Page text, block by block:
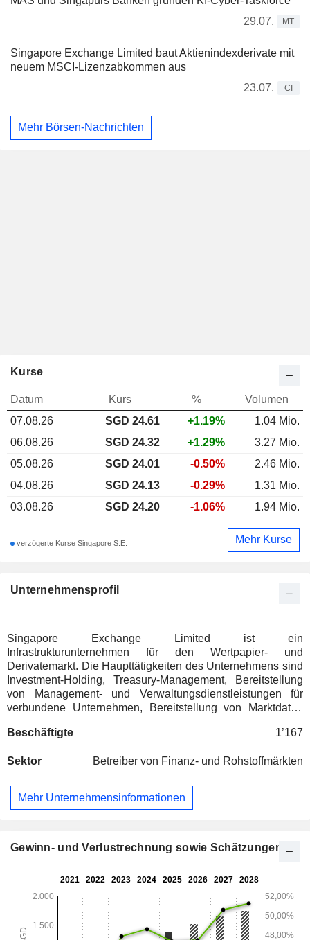
29.07.
MT
Singapore Exchange Limited baut Aktienindexderivate mit
neuem MSCI-Lizenzabkommen aus
23.07.
CI
Mehr Börsen-Nachrichten
Unternehmensprofil
Singapore Exchange Limited ist ein
Infrastrukturunternehmen für den Wertpapier- und
Derivatemarkt. Die Haupttätigkeiten des Unternehmens sind
Investment-Holding, Treasury-Management, Bereitstellung
von Management- und Verwaltungsdienstleistungen für
verbundene Unternehmen, Bereitstellung von Marktdaten
Segmenten gehören Fixed Income, Currencies and
and Others und Corporate. Das Segment Fixed Income,
Emittenten von festverzinslichen Wertpapieren, den Handel
mit Derivaten und Clearing-Dienstleistungen sowie
clearing, Wertpapierabwicklung und Depotverwaltung an.
Bereich Derivatehandel und -clearing sowie
Sonstiges erbringt verschiedene Dienstleistungen im
Zusammenhang mit dem Plattformgeschäft.
Beschäftigte 1’167
Sektor Betreiber von Finanz- und Rohstoffmärkten
Mehr Unternehmensinformationen
Kurse
Datum Kurs %
Volumen
07.08.26
SGD 24.61 +1.19%
1.04 Mio.
06.08.26
SGD 24.32 +1.29%
3.27 Mio.
05.08.26
SGD 24.01 -0.50%
2.46 Mio.
04.08.26
SGD 24.13 -0.29%
1.31 Mio.
03.08.26
SGD 24.20 -1.06% 1.94 Mio.
verzögerte Kurse Singapore S.E. Mehr Kurse
Gewinn- und Verlustrechnung sowie Schätzungen